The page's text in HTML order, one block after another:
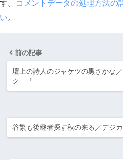
す。
コメントデータの処理方法の
い。
前の記事
壇上の詩人のジャケツの黒さかな
ク 「…
谷繁も後継者探す秋の来る／デジ